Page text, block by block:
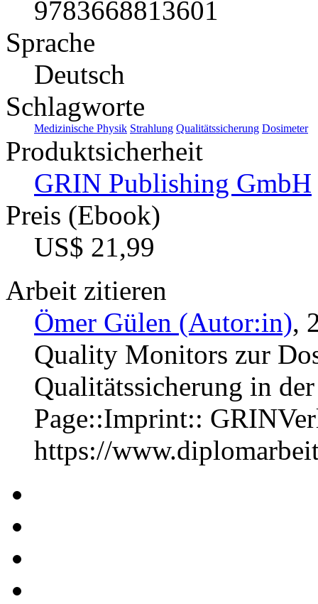
9783668813601
Sprache
Deutsch
Schlagworte
Medizinische Physik Strahlung Qualitätssicherung Dosimeter
Produktsicherheit
GRIN Publishing GmbH
Preis (Ebook)
US$ 21,99
Arbeit zitieren
Ömer Gülen (Autor:in),
Quality Monitors zur
Qualitätssicherung in
Page::Imprint::
https://